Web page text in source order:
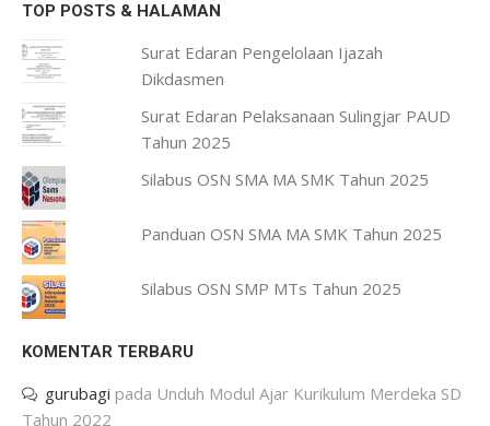
TOP POSTS & HALAMAN
Surat Edaran Pengelolaan Ijazah
Dikdasmen
Surat Edaran Pelaksanaan Sulingjar PAUD
Tahun 2025
Silabus OSN SMA MA SMK Tahun 2025
Panduan OSN SMA MA SMK Tahun 2025
Silabus OSN SMP MTs Tahun 2025
KOMENTAR TERBARU
gurubagi pada Unduh Modul Ajar Kurikulum Merdeka SD
Tahun 2022